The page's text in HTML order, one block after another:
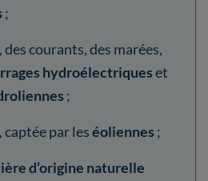
;
des courants, des marées,
hydroélectriqueset
;
captée par leséoliennes ;
d’origine naturelle